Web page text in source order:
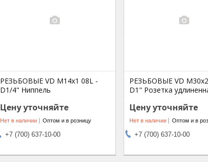
РЕЗЬБОВЫЕ VD M14x1 08L -
D1/4" Ниппель
Цену уточняйте
Нет в наличии Оптом и в розницу
+7 (700) 637-10-00
РЕЗЬБОВЫЕ VD
D1" Розетка
Цену уточняйте
Нет в наличии Оптом и в
+7 (700) 637-10-00